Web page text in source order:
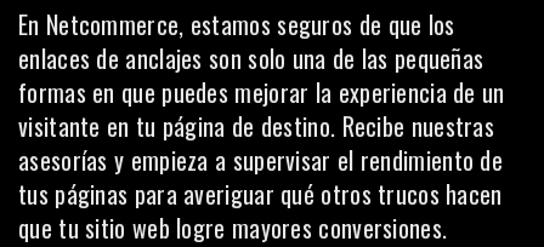
En Netcommerce, estamos seguros de que los
enlaces de anclajes son solo una de las pequeñas
formas en que puedes mejorar la experiencia de un
visitante en tu página de destino. Recibe nuestras
asesorías y empieza a supervisar el rendimiento de
tus páginas para averiguar qué otros trucos hacen
que tu sitio web logre mayores conversiones.